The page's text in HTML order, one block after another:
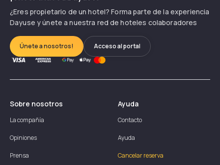
¿Eres propietario de un hotel? Forma parte de la experiencia
Dayuse y únete a nuestra red de hoteles colaboradores
Únete a nosotros! Acceso al portal
Sobre nosotros
La compañía
Opiniones
Prensa
Ayuda
Contacto
Ayuda
Cancelar reserva